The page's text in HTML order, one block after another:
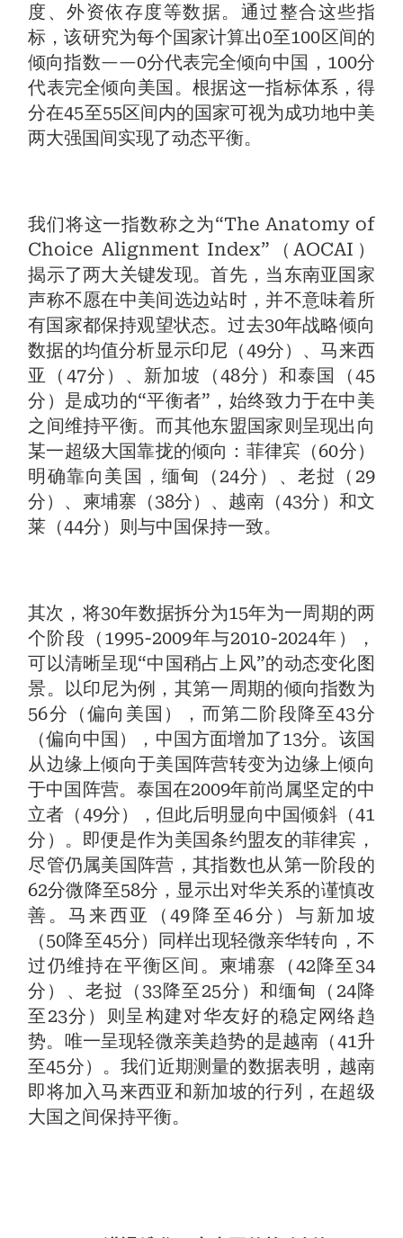
度、外资依存度等数据。通过整合这些指
标，该研究为每个国家计算出0至100区间的
倾向指数——0分代表完全倾向中国，100分
代表完全倾向美国。根据这一指标体系，得
分在45至55区间内的国家可视为成功地中美
两大强国间实现了动态平衡。
我们将这一指数称之为“The Anatomy of
Choice Alignment Index”（AOCAI）
揭示了两大关键发现。首先，当东南亚国家
声称不愿在中美间选边站时，并不意味着所
有国家都保持观望状态。过去30年战略倾向
数据的均值分析显示印尼（49分）、马来西
亚（47分）、新加坡（48分）和泰国（45
分）是成功的“平衡者”，始终致力于在中美
之间维持平衡。而其他东盟国家则呈现出向
某一超级大国靠拢的倾向：菲律宾（60分）
明确靠向美国，缅甸（24分）、老挝（29
分）、柬埔寨（38分）、越南（43分）和文
莱（44分）则与中国保持一致。
其次，将30年数据拆分为15年为一周期的两
个阶段（1995-2009年与2010-2024年），
可以清晰呈现“中国稍占上风”的动态变化图
景。以印尼为例，其第一周期的倾向指数为
56分（偏向美国），而第二阶段降至43分
（偏向中国），中国方面增加了13分。该国
从边缘上倾向于美国阵营转变为边缘上倾向
于中国阵营。泰国在2009年前尚属坚定的中
立者（49分），但此后明显向中国倾斜（41
分）。即便是作为美国条约盟友的菲律宾，
尽管仍属美国阵营，其指数也从第一阶段的
62分微降至58分，显示出对华关系的谨慎改
善。马来西亚（49降至46分）与新加坡
（50降至45分）同样出现轻微亲华转向，不
过仍维持在平衡区间。柬埔寨（42降至34
分）、老挝（33降至25分）和缅甸（24降
至23分）则呈构建对华友好的稳定网络趋
势。唯一呈现轻微亲美趋势的是越南（41升
至45分）。我们近期测量的数据表明，越南
即将加入马来西亚和新加坡的行列，在超级
大国之间保持平衡。